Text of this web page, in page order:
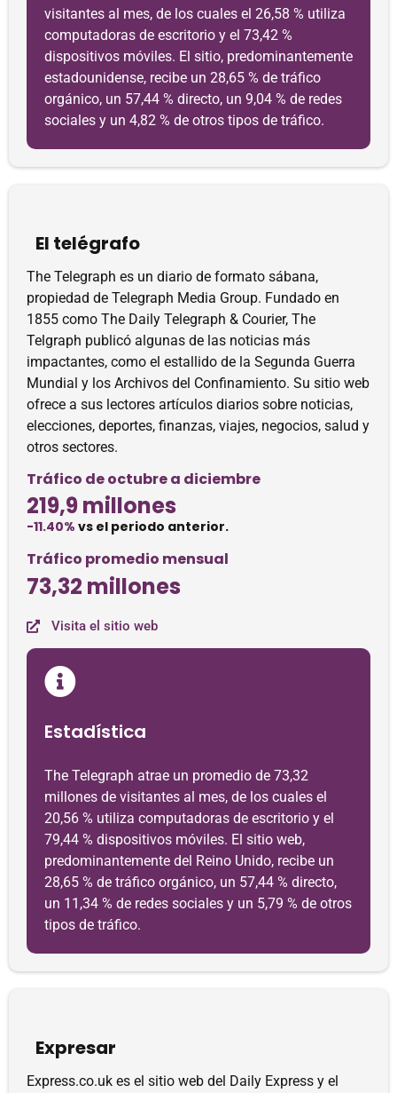
visitantes al mes, de los cuales el 26,58 % utiliza
computadoras de escritorio y el 73,42 %
dispositivos móviles. El sitio, predominantemente
estadounidense, recibe un 28,65 % de tráfico
orgánico, un 57,44 % directo, un 9,04 % de redes
sociales y un 4,82 % de otros tipos de tráfico.
El telégrafo
The Telegraph es un diario de formato sábana,
propiedad de Telegraph Media Group. Fundado en
1855 como The Daily Telegraph & Courier, The
Telgraph publicó algunas de las noticias más
impactantes, como el estallido de la Segunda Guerra
Mundial y los Archivos del Confinamiento. Su sitio web
ofrece a sus lectores artículos diarios sobre noticias,
elecciones, deportes, finanzas, viajes, negocios, salud y
otros sectores.
Tráfico de octubre a diciembre
219,9 millones
-11.40% vs el periodo anterior.
Tráfico promedio mensual
73,32 millones
Visita el sitio web
Estadística
The Telegraph atrae un promedio de 73,32
millones de visitantes al mes, de los cuales el
20,56 % utiliza computadoras de escritorio y el
79,44 % dispositivos móviles. El sitio web,
predominantemente del Reino Unido, recibe un
28,65 % de tráfico orgánico, un 57,44 % directo,
un 11,34 % de redes sociales y un 5,79 % de otros
tipos de tráfico.
Expresar
Express.co.uk es el sitio web del Daily Express y el